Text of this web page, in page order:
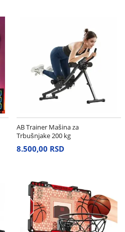
AB Trainer Mašina za
Trbušnjake 200 kg
8.500,00 RSD